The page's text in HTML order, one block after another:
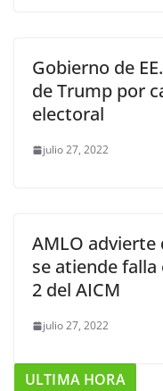
Gobierno de
de Trump por
electoral
julio 27, 2022
AMLO advierte
se atiende
2 del AICM
julio 27, 2022
ULTIMA HORA